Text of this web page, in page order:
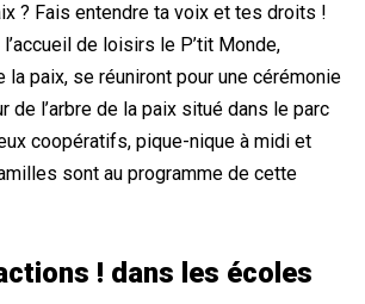
? Fais entendre ta voix et tes droits !
de loisirs le P’tit Monde,
la paix, se réuniront pour une cérémonie
de l’arbre de la paix situé dans le parc
coopératifs, pique-nique à midi et
sont au programme de cette
! dans les écoles